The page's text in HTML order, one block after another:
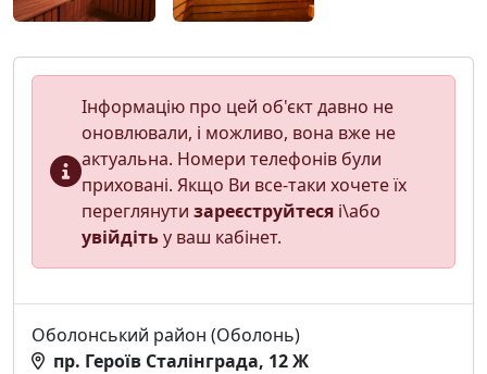
Інформацію про цей об'єкт давно не
оновлювали, і можливо, вона вже не
актуальна. Номери телефонів були
приховані. Якщо Ви все-таки хочете їх
переглянути зареєструйтеся і\або
увійдітьу ваш кабінет.
Оболонський район (Оболонь)
пр. Героїв Сталінграда, 12 Ж